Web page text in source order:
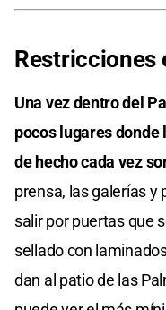
Restricciones
Una vez dentro del
pocos lugares
de hecho cada vez
prensa, las galerías y
salir por puertas que
sellado con
dan al patio de las